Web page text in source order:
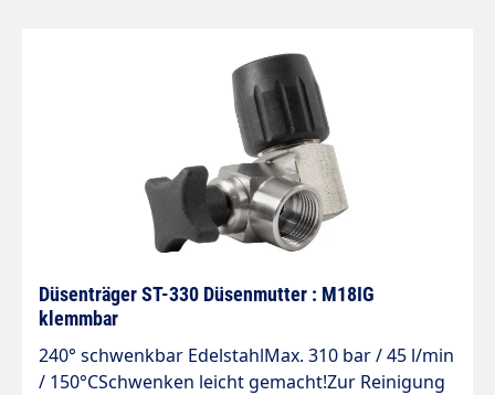
Düsenträger ST-330 Düsenmutter : M18IG
klemmbar
240° schwenkbar EdelstahlMax. 310 bar / 45 l/min
/ 150°CSchwenken leicht gemacht!Zur Reinigung